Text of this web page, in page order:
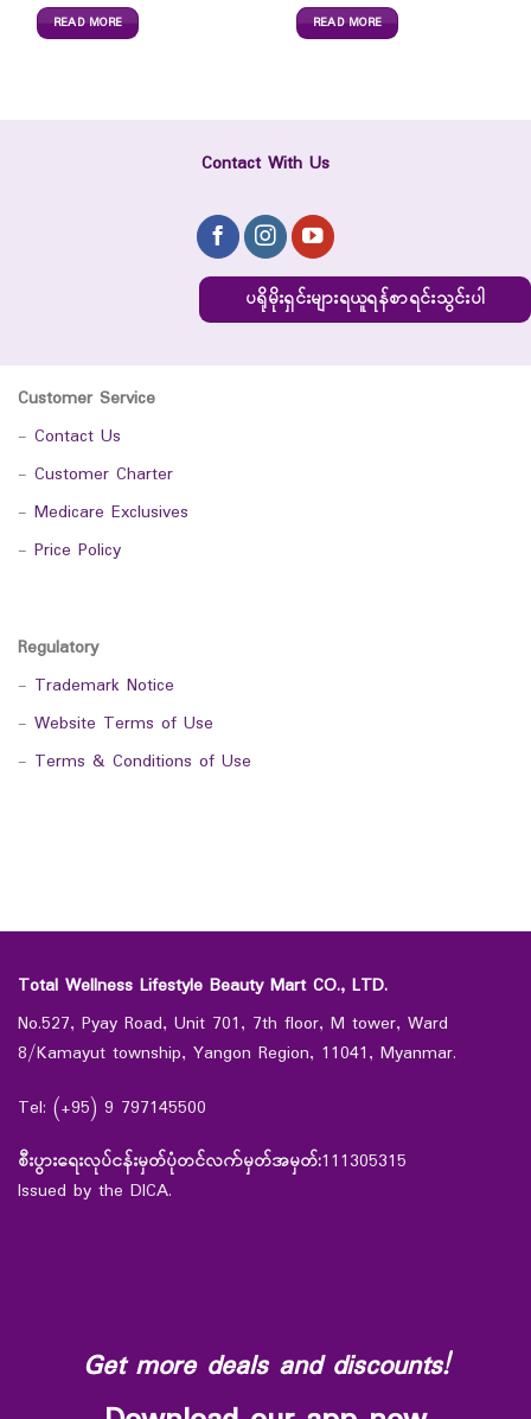
READ MORE READ MORE
Contact With Us
ပရိုမိုးရှင်းများရယူရန်စာရင်းသွင်းပါ
Customer Service
- Contact Us
- Customer Charter
- Medicare Exclusives
- Price Policy
Regulatory
- Trademark Notice
- Website Terms of Use
- Terms & Conditions of Use
Total Wellness Lifestyle Beauty Mart CO., LTD.
No.527, Pyay Road, Unit 701, 7th floor, M tower, Ward
8/Kamayut township, Yangon Region, 11041, Myanmar.
Tel: (+95) 9 797145500
စီးပွားရေးလုပ်ငန်းမှတ်ပုံတင်လက်မှတ်အမှတ်:111305315
Issued by the DICA.
Get more deals and discounts!